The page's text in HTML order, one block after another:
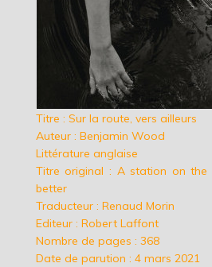
Titre : Sur la route, vers ailleurs
Auteur : Benjamin Wood
Littérature anglaise
Titre original : A station on
better
Traducteur : Renaud Morin
Editeur : Robert Laffont
Nombre de pages : 368
Date de parution : 4 mars 2021